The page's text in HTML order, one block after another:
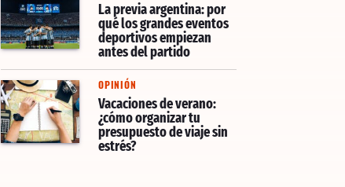
La previa argentina: por
qué los grandes eventos
deportivos empiezan
antes del partido
OPINIÓN
Vacaciones de verano:
¿cómo organizar tu
presupuesto de viaje sin
estrés?